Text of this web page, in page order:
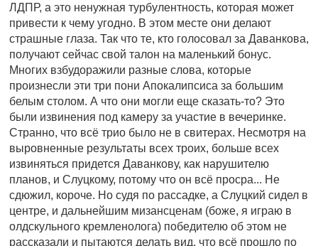
ЛДПР, а это ненужная турбулентность, которая может
привести к чему угодно. В этом месте они делают
страшные глаза. Так что те, кто голосовал за Даванкова,
получают сейчас свой талон на маленький бонус.
Многих взбудоражили разные слова, которые
произнесли эти три пони Апокалипсиса за большим
белым столом. А что они могли еще сказать-то? Это
были извинения под камеру за участие в вечеринке.
Странно, что всё трио было не в свитерах. Несмотря на
выровненные результаты всех троих, больше всех
извиняться придется Даванкову, как нарушителю
планов, и Слуцкому, потому что он всё просра... Не
сдюжил, короче. Но судя по рассадке, а Слуцкий сидел в
центре, и дальнейшим мизансценам (боже, я играю в
олдскульного кремленолога) победителю об этом не
рассказали и пытаются делать вид, что всё прошло по